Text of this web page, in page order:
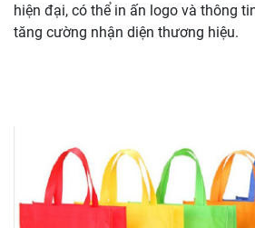
hiện đại, có thể in ấn logo và thông
tăng cường nhận diện thương hiệu.